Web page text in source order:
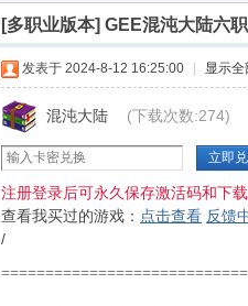
›
[多职业版本] GEE混沌大陆六
发表于 2024-8-12 16:25:00 显示
混沌大陆 (下载次数:274)
立即
注册登录后可永久保存激活码和下
查看我买过的游戏： 点击查看 反馈
/